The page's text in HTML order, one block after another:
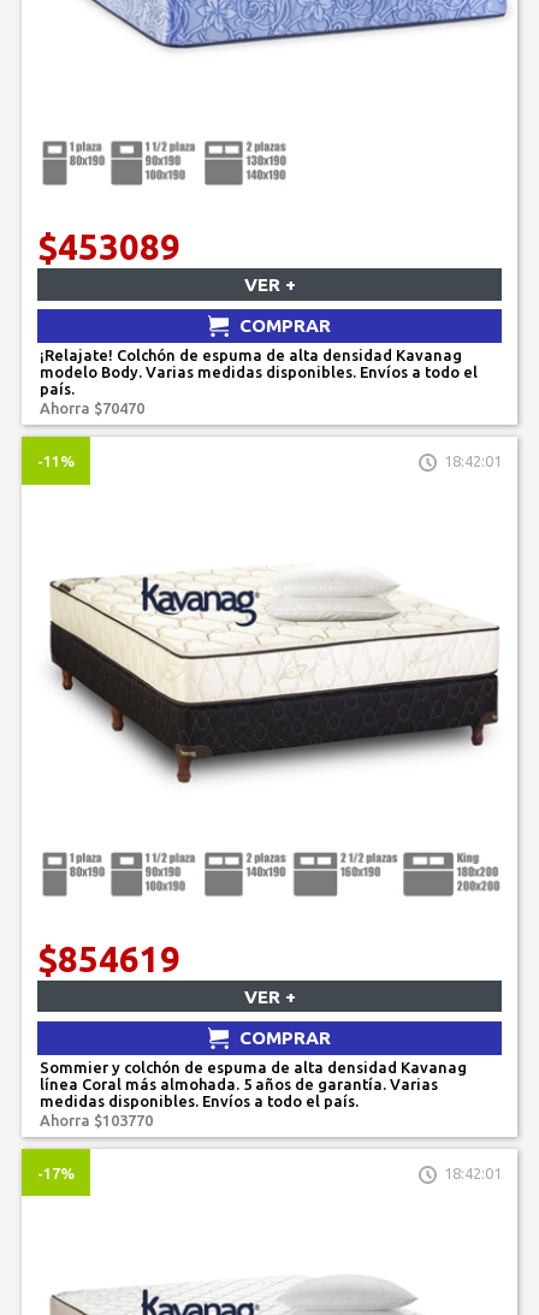
$453089
VER +
COMPRAR
¡Relajate! Colchón de espuma de alta densidad Kavanag
modelo Body. Varias medidas disponibles. Envíos a todo el
país.
Ahorra $70470
-11% 18:42:01
$854619
VER +
COMPRAR
Sommier y colchón de espuma de alta densidad Kavanag
línea Coral más almohada. 5 años de garantía. Varias
medidas disponibles. Envíos a todo el país.
Ahorra $103770
-17% 18:42:01